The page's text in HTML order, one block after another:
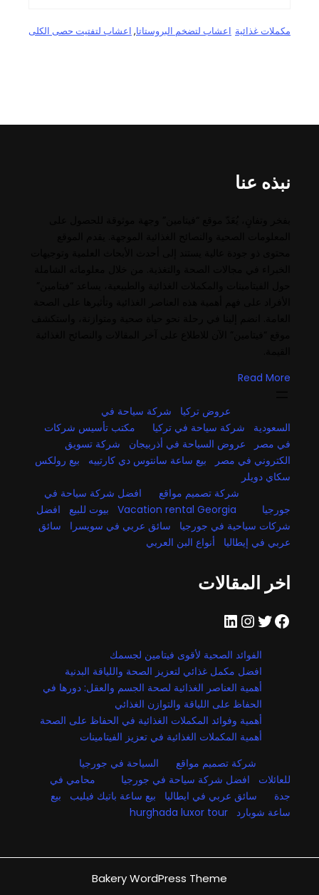
مكملات غذائية اعشاب لتضخم البروستاتا, اعشاب لتفتيت حصى الكلى
نبذه عنا
Read More
عروض تركيا
شركة سياحة في
السعودية
شركة سياحة في تركيا
مكتب تأسيس شركات
في مصر
عروض السياحة في أذربيجان
شركة تسويق
الكتروني في مصر
بيع ساعة سانتوس دي كارتييه
بيع رولكس
سكاي دويلر
شركة تصميم مواقع
افضل شركة سياحة في
جورجيا
Vacation rental Georgia بيوت للبيع
افضل
شركات سياحية في جورجيا
سائق عربي في سويسرا
سائق
عربي في إيطاليا
أنواع البن العربي
اخر المقالات
فيسبوك تويتر إنستجرام لينكد إن
الفوائد الصحية لأقوى فيتامين لجسمك
افضل مكمل غذائي لتعزيز الصحة واللياقة البدنية
أهمية العناصر الغذائية لصحة الجسم والعقل: دورها في
الحفاظ على اللياقة والتوازن الغذائي
أهمية وفوائد المكملات الغذائية في الحفاظ على الصحة
أهمية المكملات الغذائية في تعزيز الفيتامينات
شركة تصميم مواقع
السياحة في جورجيا
للعائلات
افضل شركة سياحة في جورجيا
محامي في
جدة
سائق عربي في ايطاليا بيع ساعة باتيك فيليب
بيع
ساعة شوبارد hurghada luxor tour
Bakery WordPress Theme